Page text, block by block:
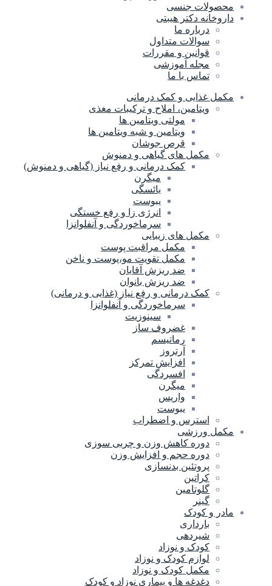
محصولات جنسی
داروخانه دکتر هیبتی
درباره ما
سوالات متداول
قوانین و مقررات
مجله آموزشی
تماس با ما
مکمل غذایی و کمک درمانی
ویتامین، املاح و ترکیبات مغذی
مولتی ویتامین ها
ویتامین و شبه ویتامین ها
قرص جوشان
مکمل های گیاهی و دمنوش
کمک درمانی و رفع نیاز (گیاهی و دمنوش)
میگرن
یائسگی
یبوست
انرژی زا و رفع خستگی
سرماخوردگی و آنفلوانزا
مکمل های زیبایی
مکمل مراقبت پوست
مکمل تقویت مو،پوست و ناخن
ضد ریزش آقایان
ضد ریزش بانوان
کمک درمانی و رفع نیاز (غذایی و درمانی)
سرماخوردگی و آنفلوانزا
سینوزیت
غضروف ساز
رماتیسم
آرتروز
افزایش تمرکز
افسردگی
میگرن
واریس
یبوست
استرس و اضطراب
مکمل ورزشی
دوره کاهش وزن و چربی سوزی
دوره حجم و افزایش وزن
پروتئین بدنسازی
کراتین
گلوتامین
گینر
مادر و کودک
بارداری
شیردهی
کودک و نوزاد
لوازم کودک و نوزاد
مکمل کودک و نوزاد
دغدغه ها و بیماری نوزاد و کودک